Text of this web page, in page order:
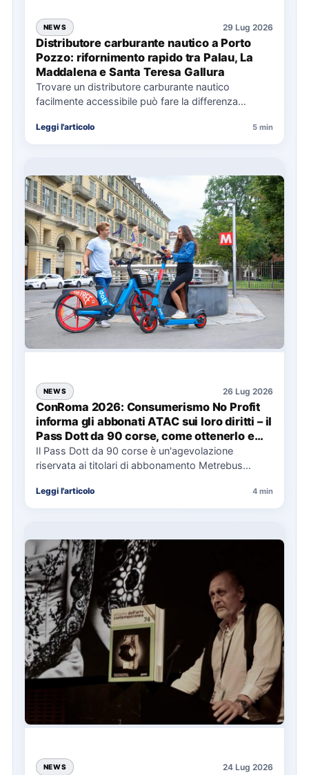
NEWS 29 Lug 2026
Distributore carburante nautico a Porto
Pozzo: rifornimento rapido tra Palau, La
Maddalena e Santa Teresa Gallura
Trovare un distributore carburante nautico
facilmente accessibile può fare la differenza
soprattutto…
Leggi l'articolo 5 min
NEWS 26 Lug 2026
ConRoma 2026: Consumerismo No Profit
informa gli abbonati ATAC sui loro diritti – il
Pass Dott da 90 corse, come ottenerlo e
cosa spetta in caso di disservizi
Il Pass Dott da 90 corse è un'agevolazione
riservata ai titolari di abbonamento Metrebus
Leggi l'articolo 4 min
NEWS 24 Lug 2026